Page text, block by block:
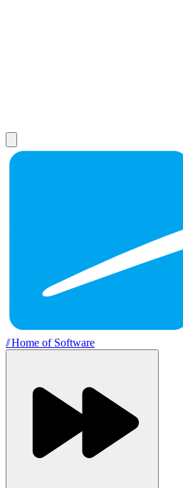
//Home of Software